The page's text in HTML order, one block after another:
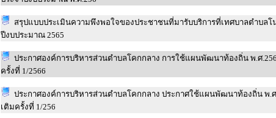
สรุปแบบประเมินความพึงพอใจของประชาชนที่มารับบริการที่เทศบาลตำบลโ
ปีงบประมาณ 2565
ประกาศองค์การบริหารส่วนตำบลโคกกลาง การใช้แผนพัฒนาท้องถิ่น พ.ศ
ครั้งที่ 1/2566
ประกาศองค์การบริหารส่วนตำบลโคกกลาง ประกาศใช้แผนพัฒนาท้องถิ่น พ.ศ
เติมครั้งที่ 1/256